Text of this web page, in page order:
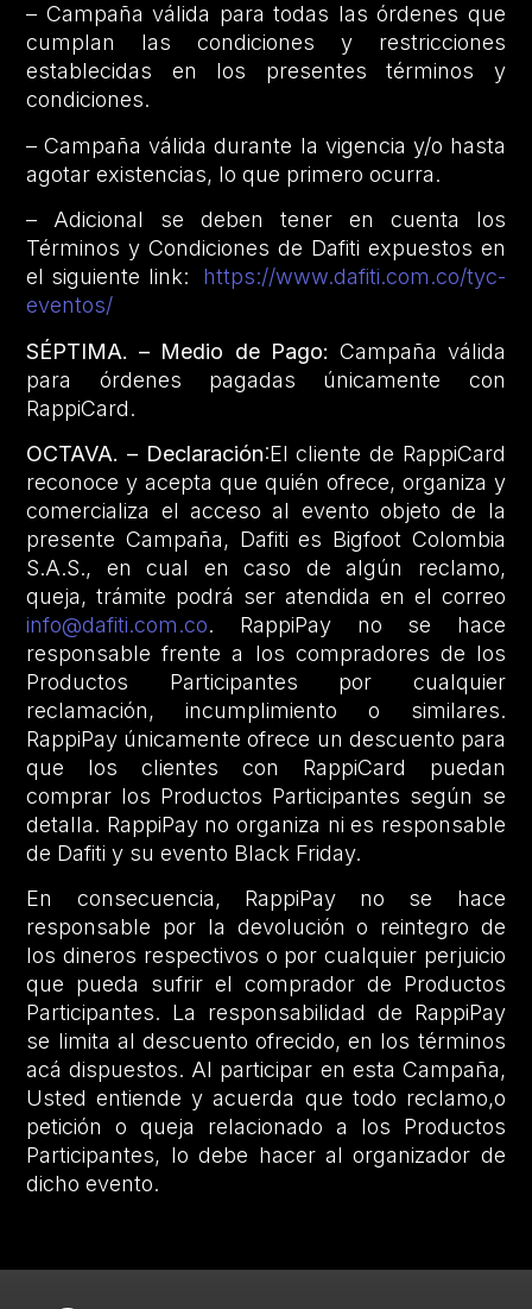
– Campaña válida para todas las órdenes que
cumplan las condiciones y restricciones
establecidas en los presentes términos y
condiciones.
– Campaña válida durante la vigencia y/o hasta
agotar existencias, lo que primero ocurra.
– Adicional se deben tener en cuenta los
Términos y Condiciones de Dafiti expuestos en
el siguiente link: https://www.dafiti.com.co/tyc-
eventos/
SÉPTIMA. – Medio de Pago: Campaña válida
para órdenes pagadas únicamente con
RappiCard.
OCTAVA. – Declaración:El cliente de RappiCard
reconoce y acepta que quién ofrece, organiza y
comercializa el acceso al evento objeto de la
presente Campaña, Dafiti es Bigfoot Colombia
S.A.S., en cual en caso de algún reclamo,
queja, trámite podrá ser atendida en el correo
info@dafiti.com.co. RappiPay no se hace
responsable frente a los compradores de los
Productos Participantes por cualquier
reclamación, incumplimiento o similares.
RappiPay únicamente ofrece un descuento para
que los clientes con RappiCard puedan
comprar los Productos Participantes según se
detalla. RappiPay no organiza ni es responsable
de Dafiti y su evento Black Friday.
En consecuencia, RappiPay no se hace
responsable por la devolución o reintegro de
los dineros respectivos o por cualquier perjuicio
que pueda sufrir el comprador de Productos
Participantes. La responsabilidad de RappiPay
se limita al descuento ofrecido, en los términos
acá dispuestos. Al participar en esta Campaña,
Usted entiende y acuerda que todo reclamo,o
petición o queja relacionado a los Productos
Participantes, lo debe hacer al organizador de
dicho evento.